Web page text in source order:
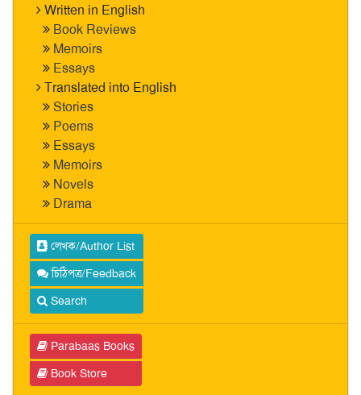
Written in English
Book Reviews
Memoirs
Essays
Translated into English
Stories
Poems
Essays
Memoirs
Novels
Drama
লেখক/Author List
চিঠিপত্র/Feedback
Search
Parabaas Books
Book Store